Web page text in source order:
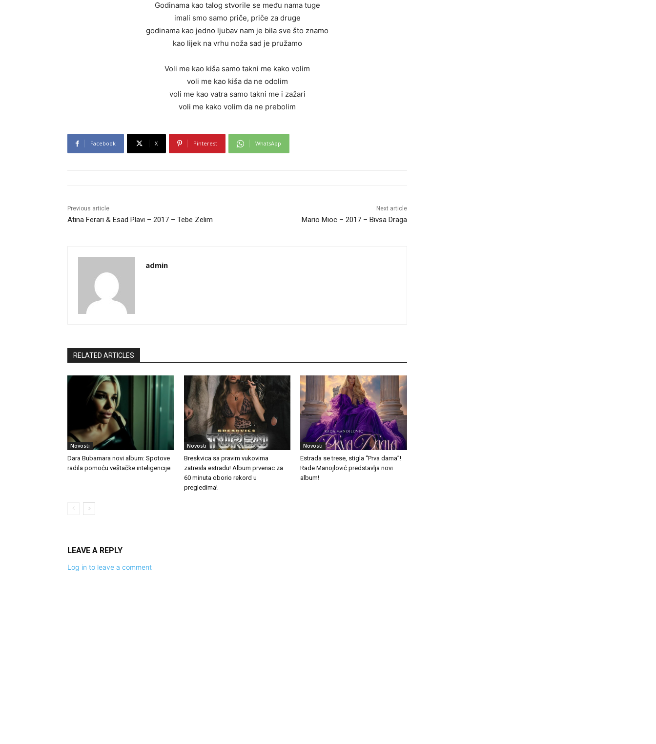
Godinama kao talog stvorile se među nama tuge
imali smo samo priče, priče za druge
godinama kao jedno ljubav nam je bila sve što znamo
kao lijek na vrhu noža sad je pružamo
Voli me kao kiša samo takni me kako volim
voli me kao kiša da ne odolim
voli me kao vatra samo takni me i zažari
voli me kako volim da ne prebolim
Facebook X Pinterest WhatsApp
Previous article
Atina Ferari & Esad Plavi – 2017 – Tebe Zelim
Next article
Mario Mioc – 2017 – Bivsa Draga
admin
RELATED ARTICLES
Novosti
Dara Bubamara novi album: Spotove
radila pomoću veštačke inteligencije
Novosti
Breskvica sa pravim vukovima
zatresla estradu! Album prvenac za
60 minuta oborio rekord u
pregledima!
Novosti
Estrada se trese, stigla “Prva dama”!
Rade Manojlović predstavlja novi
album!
LEAVE A REPLY
Log in to leave a comment